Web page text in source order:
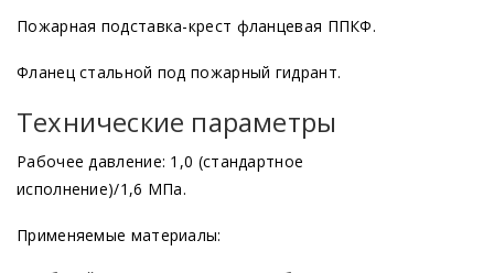
Пожарная подставка-крест фланцевая ППКФ.
Фланец стальной под пожарный гидрант.
Технические параметры
Рабочее давление: 1,0 (стандартное
исполнение)/1,6 МПа.
Применяемые материалы: